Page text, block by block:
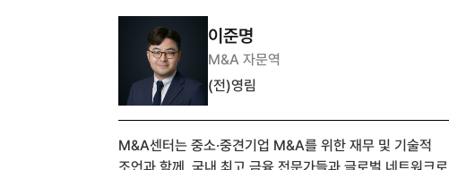
이준명
M&A 자문역
(전)영림
M&A센터는 중소·중견기업 M&A를 위한 재무 및 기술적